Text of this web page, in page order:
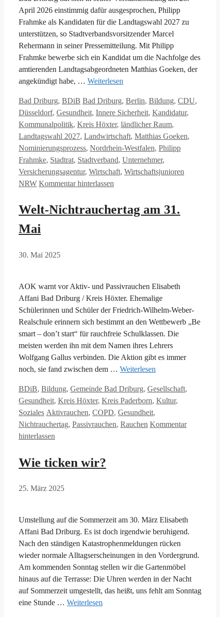
April 2026 einstimmig dafür ausgesprochen, Philipp
Frahmke als Kandidaten für die Landtagswahl 2027 zu
unterstützen, so Stadtverbandsvorsitzender Marcel
Rehermann in seiner Pressemitteilung. Mit Philipp
Frahmke bewerbe sich ein Kandidat um die Nachfolge des
amtierenden Landtagsabgeordneten Matthias Goeken, der
angekündigt habe, … Weiterlesen
Kategorien
Bad Driburg, BDiB Schlagwörter
Bad Driburg, Berlin, Bildung, CDU,
Düsseldorf, Gesundheit, Innere Sicherheit, Kandidatur,
Kommunalpolitik, Kreis Höxter, ländlicher Raum,
Landtagswahl 2027, Landwirtschaft, Matthias Goeken,
Nominierungsprozess, Nordrhein-Westfalen, Philipp
Frahmke, Stadtrat, Stadtverband, Unternehmer,
Versicherungsagentur, Wirtschaft, Wirtschaftsjunioren
NRW Kommentar hinterlassen
Welt-Nichtrauchertag am 31.
Mai
30. Mai 2025
AOK warnt vor Aktiv- und Passivrauchen Elisabeth
Affani Bad Driburg / Kreis Höxter. Ehemalige
Schülerinnen und Schüler der Friedrich-Wilhelm-Weber-
Realschule erinnern sich bestimmt an den Wettbewerb „Be
smart – don’t start“ für rauchfreie Schulklassen. Die
meisten werden ihn mit dem Namen ihres Lehrers
Wolfgang Gallus verbinden. Die Aktion gibt es immer
noch, sie fand zwischen dem … Weiterlesen
Kategorien
BDiB, Bildung, Gemeinde Bad Driburg, Gesellschaft,
Gesundheit, Kreis Höxter, Kreis Paderborn, Kultur,
Soziales Schlagwörter
Aktivrauchen, COPD, Gesundheit,
Nichtrauchertag, Passivrauchen, Rauchen Kommentar
hinterlassen
Wie ticken wir?
25. März 2025
Umstellung auf die Sommerzeit am 30. März Elisabeth
Affani Bad Driburg. Es ist doch irgendwie beruhigend.
Nach den ständigen Katastrophenmeldungen rücken
wieder normale Alltagserscheinungen in den Vordergrund.
Am kommenden Sonntag stellen wir die Gartenmöbel
hinaus auf die Terrasse: Die Uhren werden in der Nacht
auf Sommerzeit umgestellt, das heißt, uns fehlt am Sonntag
eine Stunde … Weiterlesen